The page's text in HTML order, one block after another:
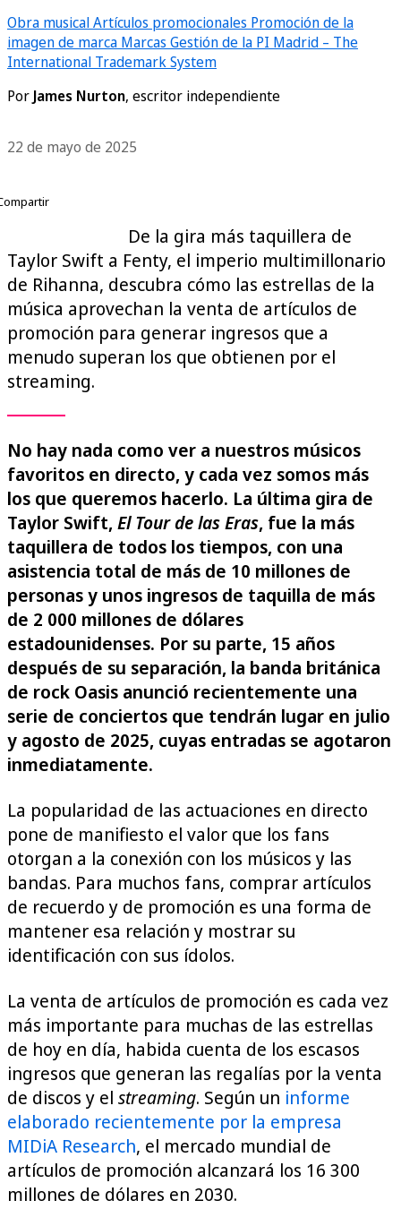
Obra musicalArtículos promocionales Promoción de la
imagen de marca Marcas Gestión de la PI Madrid – The
International Trademark System
Por James Nurton, escritor independiente
22 de mayo de 2025
De la gira más taquillera de
Taylor Swift a Fenty, el imperio multimillonario
de Rihanna, descubra cómo las estrellas de la
música aprovechan la venta de artículos de
promoción para generar ingresos que a
menudo superan los que obtienen por el
streaming.
No hay nada como ver a nuestros músicos
favoritos en directo, y cada vez somos más
los que queremos hacerlo. La última gira de
Taylor Swift, El Tour de las Eras, fue la más
taquillera de todos los tiempos, con una
asistencia total de más de 10 millones de
personas y unos ingresos de taquilla de más
de 2 000 millones de dólares
estadounidenses. Por su parte, 15 años
después de su separación, la banda británica
de rock Oasis anunció recientemente una
serie de conciertos que tendrán lugar en julio
y agosto de 2025, cuyas entradas se agotaron
inmediatamente.
La popularidad de las actuaciones en directo
pone de manifiesto el valor que los fans
otorgan a la conexión con los músicos y las
bandas. Para muchos fans, comprar artículos
de recuerdo y de promoción es una forma de
mantener esa relación y mostrar su
identificación con sus ídolos.
La venta de artículos de promoción es cada vez
más importante para muchas de las estrellas
de hoy en día, habida cuenta de los escasos
ingresos que generan las regalías por la venta
de discos y el streaming. Según un informe
elaborado recientemente por la empresa
MIDiA Research, el mercado mundial de
artículos de promoción alcanzará los 16 300
millones de dólares en 2030.